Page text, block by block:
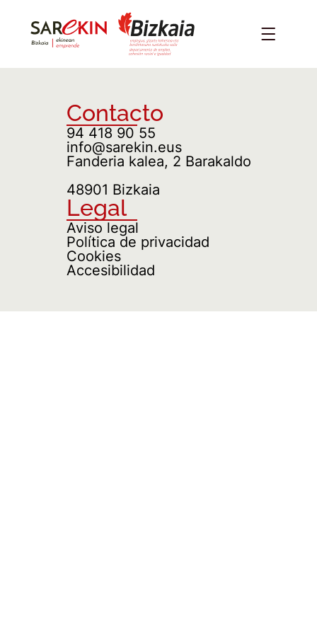
Contacto
94 418 90 55
info@sarekin.eus
Fanderia kalea, 2 Barakaldo
48901 Bizkaia
Legal
Aviso legal
Política de privacidad
Cookies
Accesibilidad